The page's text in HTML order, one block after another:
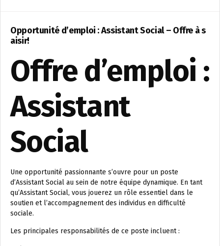
Opportunité d’emploi : Assistant Social – Offre à s
aisir!
Offre d’emploi :
Assistant
Social
Une opportunité passionnante s’ouvre pour un poste
d’Assistant Social au sein de notre équipe dynamique. En tant
qu’Assistant Social, vous jouerez un rôle essentiel dans le
soutien et l’accompagnement des individus en difficulté
sociale.
Les principales responsabilités de ce poste incluent :